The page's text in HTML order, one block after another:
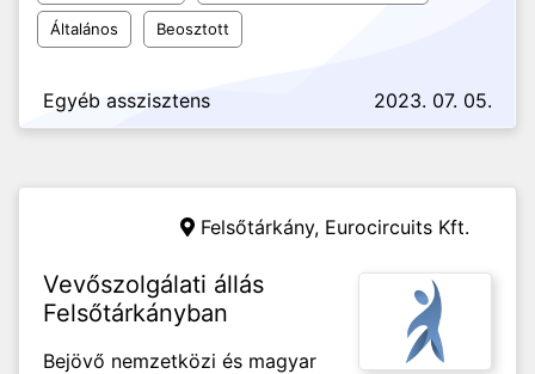
Általános Beosztott
Egyéb asszisztens 2023. 07. 05.
Felsőtárkány, Eurocircuits Kft.
Vevőszolgálati állás
Felsőtárkányban
Bejövő nemzetközi és magyar